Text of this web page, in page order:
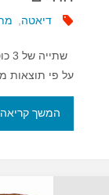
דיאטה
על פי תוצאות מחקר
המשך קריאה